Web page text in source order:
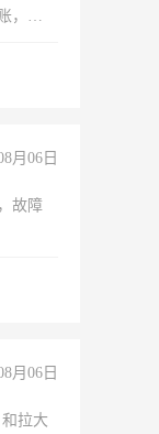
，理
月06日
故障
月06日
拉大